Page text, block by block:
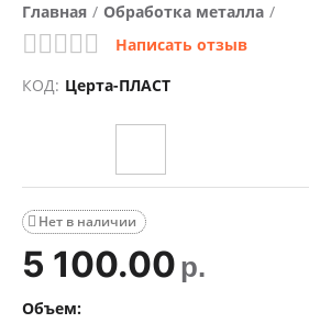
Главная / Обработка металла /
Очистка, окраска и защита металла
Краски кузнечные
Написать отзыв
КОД: Церта-ПЛАСТ
Нет в наличии

5 100.00 р.
Объем: